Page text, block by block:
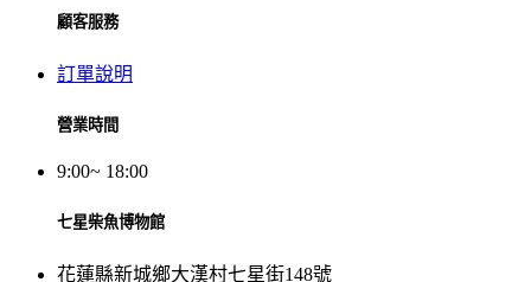
顧客服務
訂單說明
營業時間
9:00~ 18:00
七星柴魚博物館
花蓮縣新城鄉大漢村七星街148號